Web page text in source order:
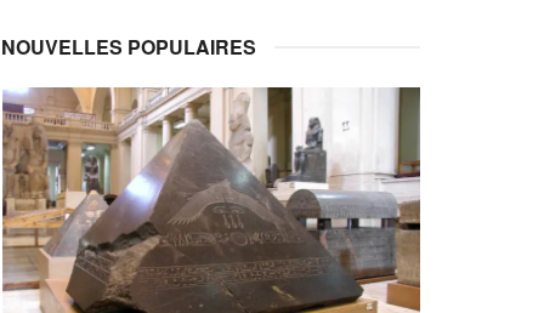
NOUVELLES POPULAIRES